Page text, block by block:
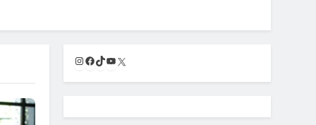
Instagram
Facebook
TikTok
YouTube